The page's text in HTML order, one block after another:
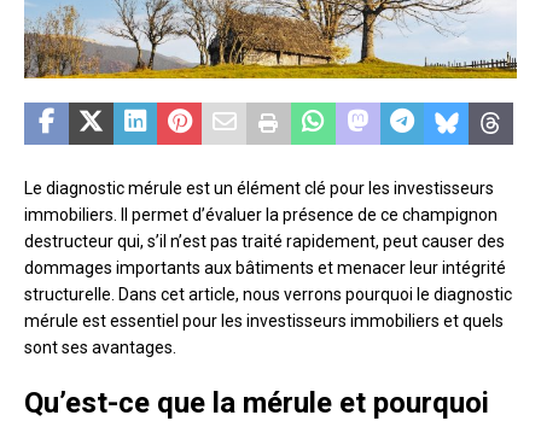
Le diagnostic mérule est un élément clé pour les investisseurs
immobiliers. Il permet d’évaluer la présence de ce champignon
destructeur qui, s’il n’est pas traité rapidement, peut causer des
dommages importants aux bâtiments et menacer leur intégrité
structurelle. Dans cet article, nous verrons pourquoi le diagnostic
mérule est essentiel pour les investisseurs immobiliers et quels
sont ses avantages.
Qu’est-ce que la mérule et pourquoi